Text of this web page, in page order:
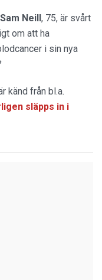
Neill, 75, är svårt
om att ha
i sin nya
känd från bl.a.
släpps in i